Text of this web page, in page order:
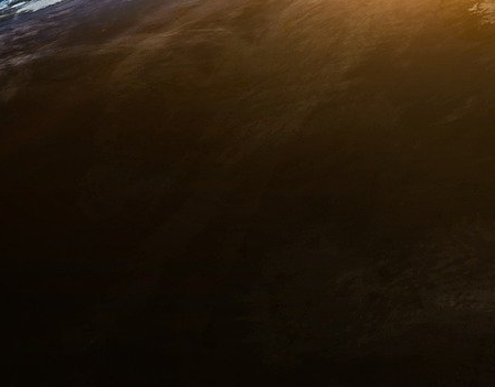
Le 31 juillet 2024, au petit matin, Ismaël
Hamas meurt dans un attentat (roquette,